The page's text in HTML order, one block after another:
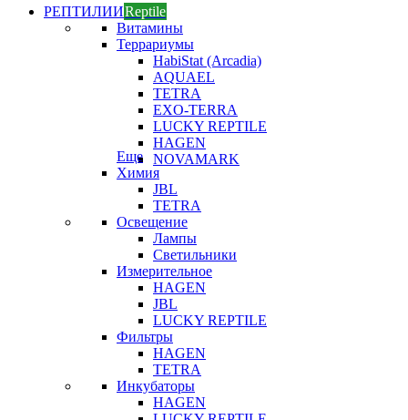
РЕПТИЛИИReptile
Витамины
Террариумы
HabiStat (Arcadia)
AQUAEL
TETRA
EXO-TERRA
LUCKY REPTILE
HAGEN
NOVAMARK
Еще
Химия
JBL
TETRA
Освещение
Лампы
Светильники
Измерительное
HAGEN
JBL
LUCKY REPTILE
Фильтры
HAGEN
TETRA
Инкубаторы
HAGEN